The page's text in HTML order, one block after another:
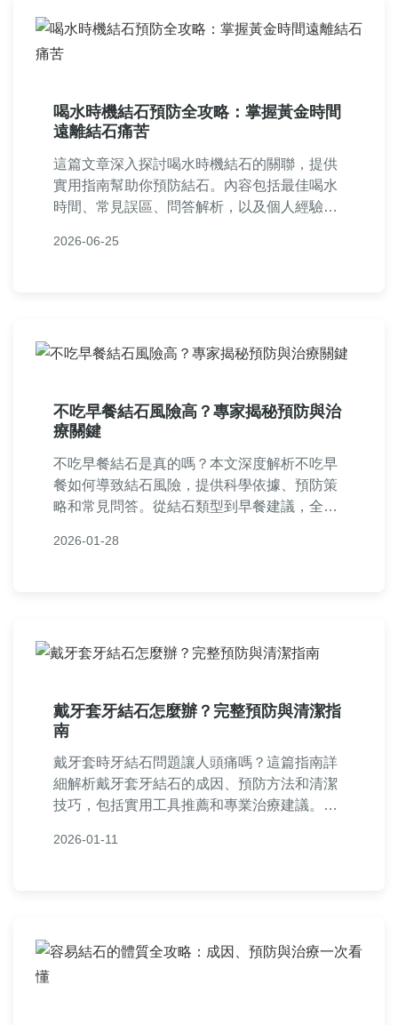
喝水時機結石預防全攻略：掌握黃金時間
遠離結石痛苦
這篇文章深入探討喝水時機結石的關聯，提供
實用指南幫助你預防結石。內容包括最佳喝水
時間、常見誤區、問答解析，以及個人經驗分
合所有關心健康的人士閱讀。
2026-06-25
不吃早餐結石風險高？專家揭秘預防與治
療關鍵
不吃早餐結石是真的嗎？本文深度解析不吃早
餐如何導致結石風險，提供科學依據、預防策
略和常見問答。從結石類型到早餐建議，全面
點與實用技巧，一次看懂不吃早餐結石的真
2026-01-28
戴牙套牙結石怎麼辦？完整預防與清潔指
南
戴牙套時牙結石問題讓人頭痛嗎？這篇指南詳
細解析戴牙套牙結石的成因、預防方法和清潔
技巧，包括實用工具推薦和專業治療建議。無
方案，幫助你維持口腔健康，避免牙結石堆
2026-01-11